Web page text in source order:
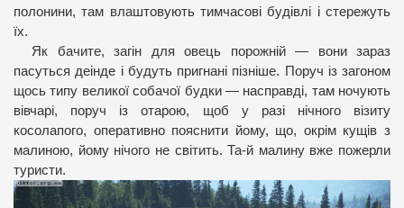
полонини, там влаштовують тимчасові будівлі і стережуть
їх.
Як бачите, загін для овець порожній — вони зараз
пасуться деінде і будуть пригнані пізніше. Поруч із загоном
щось типу великої собачої будки — насправді, там ночують
вівчарі, поруч із отарою, щоб у разі нічного візиту
косолапого, оперативно пояснити йому, що, окрім кущів з
малиною, йому нічого не світить. Та-й малину вже пожерли
туристи.